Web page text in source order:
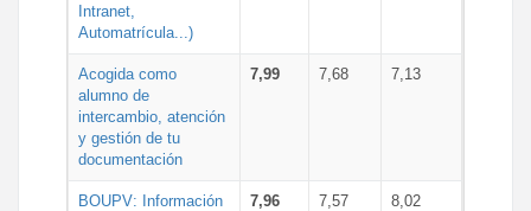
Intranet,
Automatrícula...)
Acogida como
alumno de
intercambio, atención
y gestión de tu
documentación
7,99 7,68 7,13
BOUPV: Información
7,96 7,57 8,02